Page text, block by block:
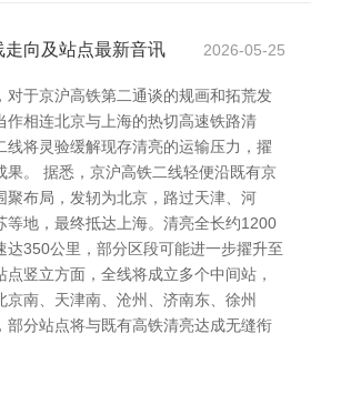
走向及站点最新音讯 2026-05-25
对于京沪高铁第二通谈的规画和拓荒发
作相连北京与上海的热切高速铁路清
线将灵验缓解现存清亮的运输压力，擢
果。 据悉，京沪高铁二线轻便沿既有京
聚布局，发轫为北京，路过天津、河
等地，最终抵达上海。清亮全长约1200
达350公里，部分区段可能进一步擢升至
点竖立方面，全线将成立多个中间站，
京南、天津南、沧州、济南东、徐州
部分站点将与既有高铁清亮达成无缝衔